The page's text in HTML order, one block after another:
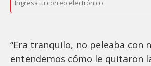
“Era tranquilo, no peleaba con
entendemos cómo le quitaron